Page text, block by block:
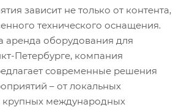
зависит не только от контента,
технического оснащения.
аренда оборудования для
Петербурге, компания
современные решения
– от локальных
крупных международных